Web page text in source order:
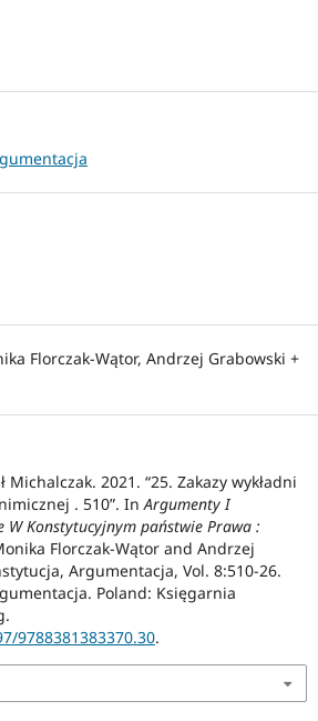
Florczak-Wątor, Andrzej Grabowski +
Michalczak. 2021. “25. Zakazy wykładni
. 510”. In Argumenty I
W Konstytucyjnym państwie Prawa :
Florczak-Wątor and Andrzej
Argumentacja, Vol. 8:510-26.
Poland: Księgarnia
9788381383370.30.